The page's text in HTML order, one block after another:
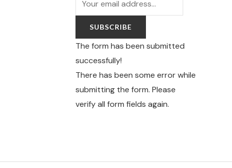
SUBSCRIBE
The form has been submitted
successfully!
There has been some error while
submitting the form. Please
verify all form fields again.